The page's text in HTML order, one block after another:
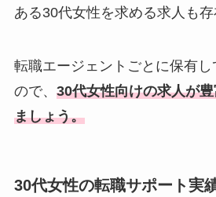
ある30代女性を求める求人も存
転職エージェントごとに保有し
ので、 30代女性向けの求人が
ましょう。
30代女性の転職サポート実